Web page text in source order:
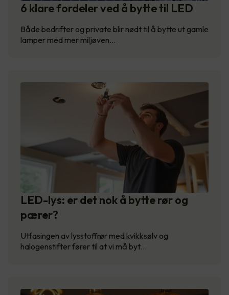
6 klare fordeler ved å bytte til LED
Både bedrifter og private blir nødt til å bytte ut gamle
lamper med mer miljøven…
LED-lys: er det nok å bytte rør og
pærer?
Utfasingen av lysstoffrør med kvikksølv og
halogenstifter fører til at vi må byt…